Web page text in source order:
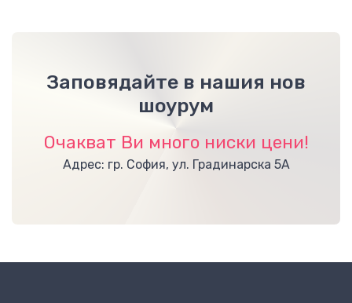
Заповядайте в нашия нов
шоурум
Очакват Ви много ниски цени!
Адрес: гр. София, ул. Градинарска 5А